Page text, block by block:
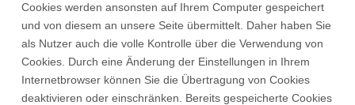
Cookies werden ansonsten auf Ihrem Computer gespeichert
und von diesem an unsere Seite übermittelt. Daher haben Sie
als Nutzer auch die volle Kontrolle über die Verwendung von
Cookies. Durch eine Änderung der Einstellungen in Ihrem
Internetbrowser können Sie die Übertragung von Cookies
deaktivieren oder einschränken. Bereits gespeicherte Cookies